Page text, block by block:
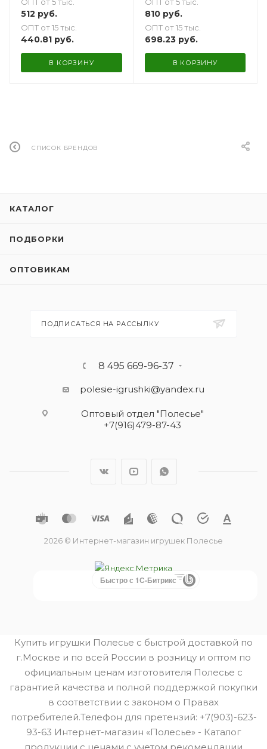
512 руб.
ОПТ от 15 тыс.
440.81 руб.
В КОРЗИНУ
810руб.
ОПТ от 15 тыс.
698.23руб.
В КОРЗИНУ
СПИСОК БРЕНДОВ
КАТАЛОГ
ПОДБОРКИ
ОПТОВИКАМ
ПОДПИСАТЬСЯ НА РАССЫЛКУ
8 495 669-96-37
polesie-igrushki@yandex.ru
Оптовый отдел "Полесье"
+7(916)479-87-43
2026 © Интернет-магазин игрушек Полесье
Быстро с 1С-Битрикс
Купить игрушки Полесье с быстрой доставкой по
г.Москве и по всей России в розницу и оптом по
официальным ценам изготовителя Полесье с
гарантией качества и полной поддержкой покупки
в соответствии с законом о Правах
потребителей.Телефон для претензий: +7(903)-623-
93-63 Интернет-магазин «Полесье» - Каталог